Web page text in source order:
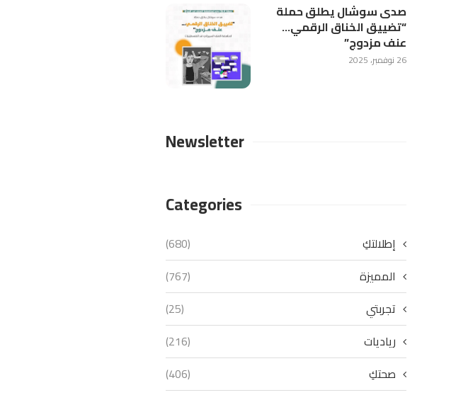
صدى سوشال يطلق حملة
“تضييق الخناق الرقمي…
عنف مزدوج”
26 نوفمبر، 2025
Newsletter
Categories
إطلالتكِ
(680)
المميزة
(767)
تجربتي
(25)
رياديات
(216)
صحتكِ
(406)